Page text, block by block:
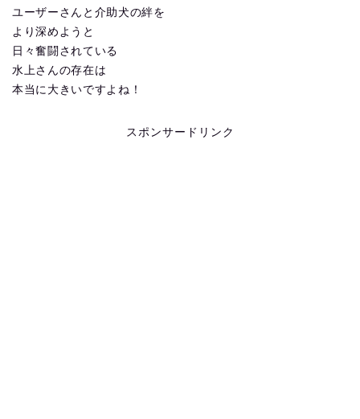
ユーザーさんと介助犬の絆を
より深めようと
日々奮闘されている
水上さんの存在は
本当に大きいですよね！
スポンサードリンク